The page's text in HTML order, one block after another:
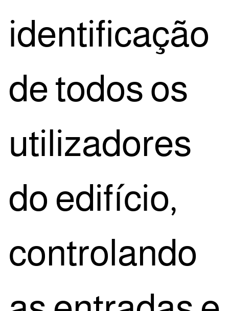
iden­ti­fi­ca­ção
de todos os
uti­li­za­do­res
do edi­fí­cio,
con­tro­lan­do